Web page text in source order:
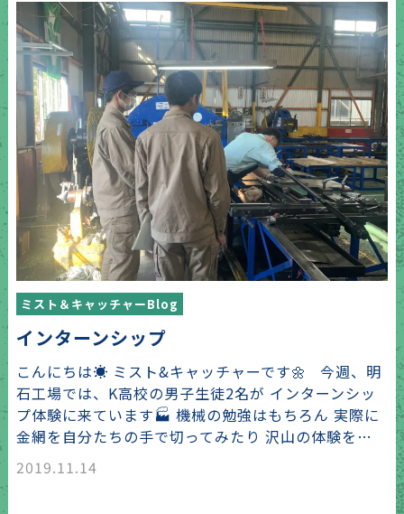
ミスト＆キャッチャーBlog
インターンシップ
こんにちは☀️ ミスト&キャッチャーです🌼 今週、明
石工場では、K高校の男子生徒2名が インターンシッ
プ体験に来ています🏭 機械の勉強はもちろん 実際に
金網を自分たちの手で切ってみたり 沢山の体験を…
2019.11.14